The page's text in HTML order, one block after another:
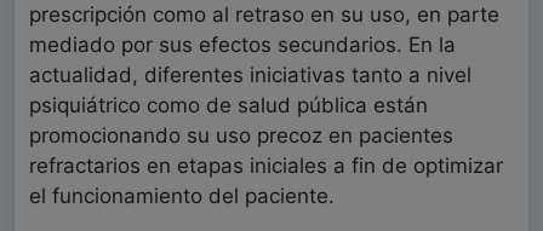
prescripción como al retraso en su uso, en parte
mediado por sus efectos secundarios. En la
actualidad, diferentes iniciativas tanto a nivel
psiquiátrico como de salud pública están
promocionando su uso precoz en pacientes
refractarios en etapas iniciales a fin de optimizar
el funcionamiento del paciente.